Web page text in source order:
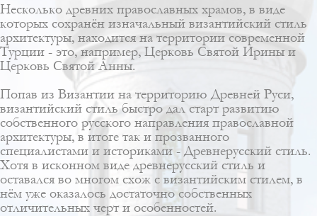
Несколько древних православных храмов, в виде
которых сохранён изначальный византийский стиль
архитектуры, находится на территории современной
Турции - это, например, Церковь Святой Ирины и
Церковь Святой Анны.
Попав из Византии на территорию Древней Руси,
византийский стиль быстро дал старт развитию
собственного русского направления православной
архитектуры, в итоге так и прозванного
специалистами и историками - Древнерусский стиль.
Хотя в исконном виде древнерусский стиль и
оставался во многом схож с византийским стилем, в
нём уже оказалось достаточно собственных
отличительных черт и особенностей.